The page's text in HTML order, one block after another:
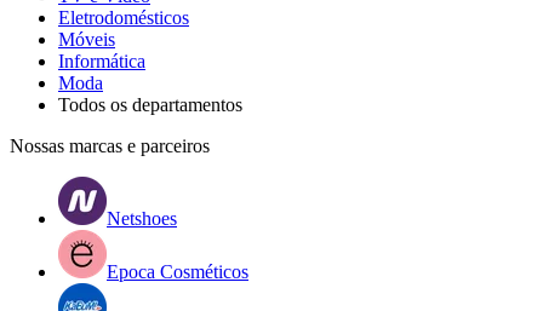
Eletrodomésticos
Móveis
Informática
Moda
Todos os departamentos
Nossas marcas e parceiros
Netshoes
Epoca Cosméticos